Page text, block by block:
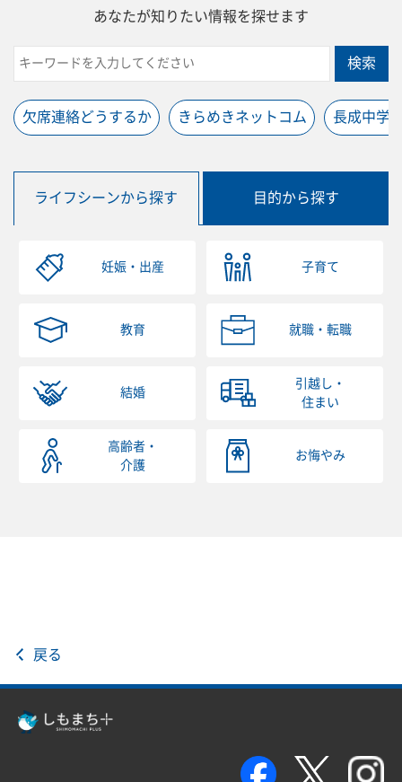
あなたが知りたい情報を探せます
検索
欠席連絡どうするか きらめきネットコム 長成中学
ライフシーンから探す 目的から探す
妊娠・出産 子育て
教育 就職・転職
結婚
引越し・
住まい
高齢者・
介護
お悔やみ
戻る